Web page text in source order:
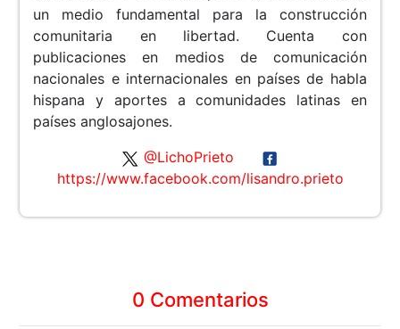
un medio fundamental para la construcción
comunitaria en libertad. Cuenta con
publicaciones en medios de comunicación
nacionales e internacionales en países de habla
hispana y aportes a comunidades latinas en
países anglosajones.
@LichoPrieto
https://www.facebook.com/lisandro.prieto
0 Comentarios